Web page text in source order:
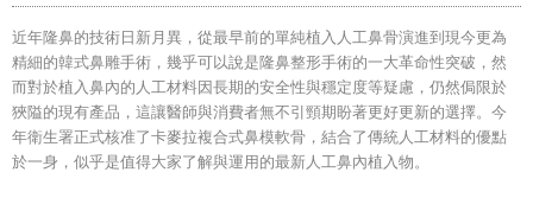
近年隆鼻的技術日新月異，從最早前的單純植入人工鼻骨演進到現今更為
精細的韓式鼻雕手術，幾乎可以說是隆鼻整形手術的一大革命性突破，然
而對於植入鼻內的人工材料因長期的安全性與穩定度等疑慮，仍然侷限於
狹隘的現有產品，這讓醫師與消費者無不引頸期盼著更好更新的選擇。今
年衛生署正式核准了卡麥拉複合式鼻模軟骨，結合了傳統人工材料的優點
於一身，似乎是值得大家了解與運用的最新人工鼻內植入物。